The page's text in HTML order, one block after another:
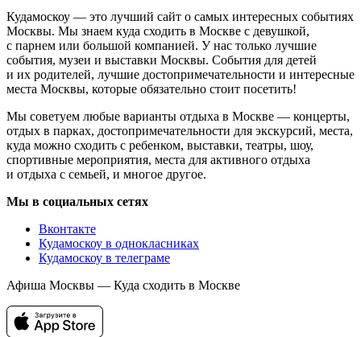
Кудамоскоу — это лучший сайт о самых интересных событиях
Москвы. Мы знаем куда сходить в Москве с девушкой,
с парнем или большой компанией. У нас только лучшие
события, музеи и выставки Москвы. События для детей
и их родителей, лучшие достопримечательности и интересные
места Москвы, которые обязательно стоит посетить!
Мы советуем любые варианты отдыха в Москве — концерты,
отдых в парках, достопримечательности для экскурсий, места,
куда можно сходить с ребенком, выставки, театры, шоу,
спортивные мероприятия, места для активного отдыха
и отдыха с семьей, и многое другое.
Мы в социальных сетях
Вконтакте
Кудамоскоу в однокласниках
Кудамоскоу в телеграме
Афиша Москвы — Куда сходить в Москве